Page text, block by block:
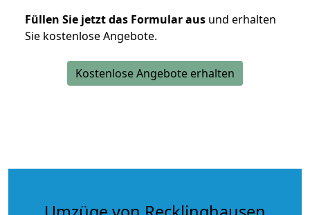
Füllen Sie jetzt das Formular aus und erhalten
Sie kostenlose Angebote.
Kostenlose Angebote erhalten